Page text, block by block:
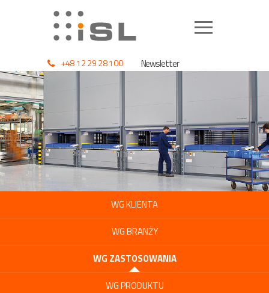
+48 12 29 28 100 Newsletter
WG KLIENTA
WG BRANŻY
WG ZASTOSOWANIA
WG PRODUKTU